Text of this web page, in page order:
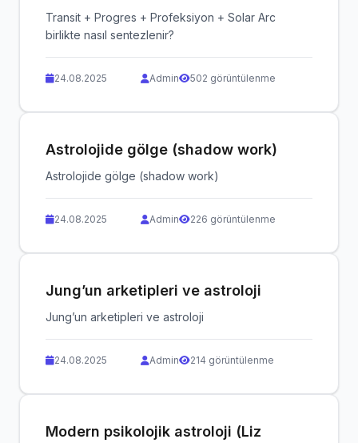
Transit + Progres + Profeksiyon + Solar Arc
birlikte nasıl sentezlenir?
24.08.2025 Admin 502 görüntülenme
Astrolojide gölge (shadow work)
Astrolojide gölge (shadow work)
24.08.2025 Admin 226 görüntülenme
Jung’un arketipleri ve astroloji
Jung’un arketipleri ve astroloji
24.08.2025 Admin 214 görüntülenme
Modern psikolojik astroloji (Liz